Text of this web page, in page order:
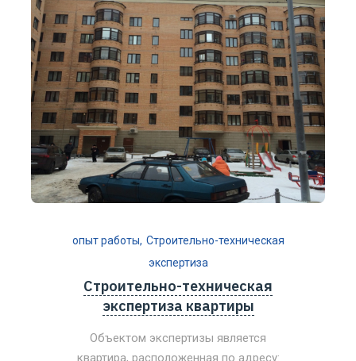
опыт работы Строительно-техническая
экспертиза
Строительно-техническая
экспертиза квартиры
Объектом экспертизы является
квартира, расположенная по адресу: